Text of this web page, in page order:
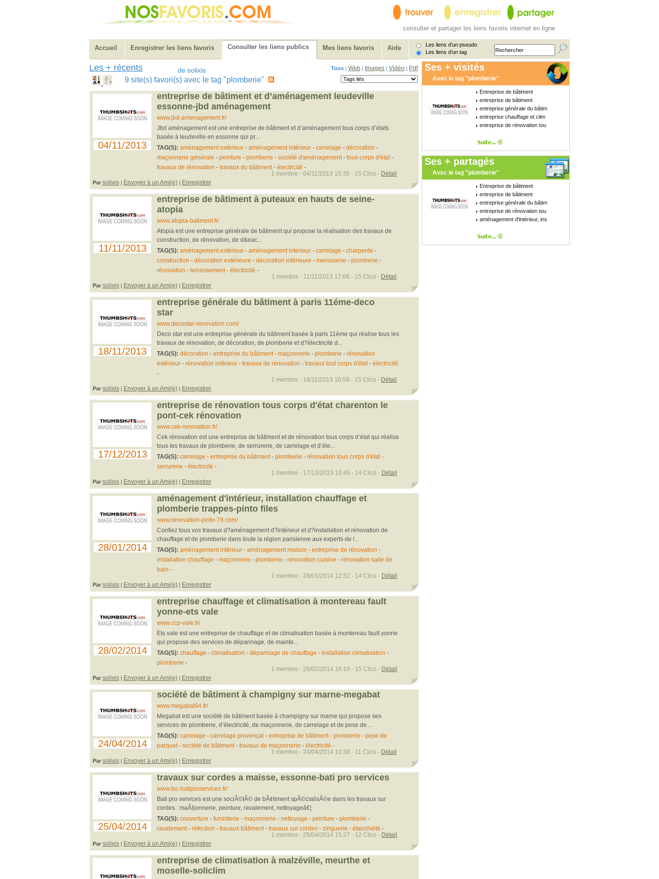
consulter et partager les liens favoris internet en ligne
Accueil Enregistrer les liens favoris Consulter les liens publics Mes liens favoris Aide
Les liens d'un pseudo
Les liens d'un tag
Les + récents de solixis Tous | Web | Images | Vidéo | Pdf
9 site(s) favori(s) avec le tag "plomberie"
04/11/2013
entreprise de bâtiment et d’aménagement leudeville
essonne-jbd aménagement
www.jbd-amenagement.fr/
Jbd aménagement est une entreprise de bâtiment et d’aménagement tous corps d’états
basée à leudeville en essonne qui pr...
TAG(S): aménagement extérieur- aménagement intérieur- carrelage - décoration -
maçonnerie générale - peinture - plomberie - société d'aménagement- tous corps d'état-
travaux de rénovation - travaux du bâtiment- électricité -
Par solixis | Envoyer à un Ami(e) | Enregistrer
1 membre - 04/11/2013 15:35 - 15 Clics - Détail
11/11/2013
entreprise de bâtiment à puteaux en hauts de seine-
atopia
www.atopia-batiment.fr/
Atopia est une entreprise générale de bâtiment qui propose la réalisation des travaux de
construction, de rénovation, de d&eac...
TAG(S): aménagement extérieur- aménagement intérieur- carrelage - charpente -
construction - décoration extérieure - décoration intérieure - menuiserie - plomberie -
rénovation - terrassement- électricité -
Par solixis | Envoyer à un Ami(e) | Enregistrer
1 membre - 11/11/2013 17:06 - 15 Clics - Détail
18/11/2013
entreprise générale du bâtiment à paris 11éme-deco
star
www.decostar-renovation.com/
Deco star est une entreprise générale du bâtiment basée à paris 11éme qui réalise tous les
travaux de rénovation, de décoration, de plomberie et d?électricité d...
TAG(S): décoration - entreprise du bâtiment- maçonnerie - plomberie - rénovation
extérieur- rénovation intérieur- travaux de rénovation - travaux tout corps d'état- électricité
-
Par solixis | Envoyer à un Ami(e) | Enregistrer
1 membre - 18/11/2013 10:58 - 15 Clics - Détail
17/12/2013
entreprise de rénovation tous corps d'état charenton le
pont-cek rénovation
www.cek-renovation.fr/
Cek rénovation est une entreprise de bâtiment et de rénovation tous corps d’état qui réalise
tous les travaux de plomberie, de serrurerie, de carrelage et d’éle...
TAG(S): carrelage - entreprise du bâtiment- plomberie - rénovation tous corps d'état-
serrurerie - électricité -
Par solixis | Envoyer à un Ami(e) | Enregistrer
1 membre - 17/12/2013 10:49 - 14 Clics - Détail
28/01/2014
aménagement d'intérieur, installation chauffage et
plomberie trappes-pinto files
www.renovation-pinto-78.com/
Confiez tous vos travaux d?aménagement d?intérieur et d?installation et rénovation de
chauffage et de plomberie dans toute la région parisienne aux experts de l...
TAG(S): aménagement intérieur- aménagement maison - entreprise de rénovation -
installation chauffage - maçonnerie - plomberie - rénovation cuisine - rénovation salle de
bain -
Par solixis | Envoyer à un Ami(e) | Enregistrer
1 membre - 28/01/2014 12:52 - 14 Clics - Détail
28/02/2014
entreprise chauffage et climatisation à montereau fault
yonne-ets vale
www.ccp-vale.fr/
Ets vale est une entreprise de chauffage et de climatisation basée à montereau fault yonne
qui propose des services de dépannage, de mainte...
TAG(S): chauffage - climatisation - dépannage de chauffage - installation climatisation -
plomberie -
Par solixis | Envoyer à un Ami(e) | Enregistrer
1 membre - 28/02/2014 16:10 - 15 Clics - Détail
24/04/2014
société de bâtiment à champigny sur marne-megabat
www.megabat94.fr/
Megabat est une société de bâtiment basée à champigny sur marne qui propose ses
services de plomberie, d’électricité, de maçonnerie, de carrelage et de pose de ...
TAG(S): carrelage - carrelage provençal - entreprise de bâtiment- plomberie - pose de
parquet- société de bâtiment- travaux de maçonnerie - électricité -
Par solixis | Envoyer à un Ami(e) | Enregistrer
1 membre - 24/04/2014 10:38 - 11 Clics - Détail
25/04/2014
travaux sur cordes a maisse, essonne-bati pro services
www.tsc-batiproservices.fr/
Bati pro services est une sociÃ©tÃ© de bÃ¢timent spÃ©cialisÃ©e dans les travaux sur
cordes : maÃ§onnerie, peinture, ravalement, nettoyageâ€¦
TAG(S): couverture - fumisterie - maçonnerie - nettoyage - peinture - plomberie -
ravalement- réfection - travaux bâtiment- travaux sur cordes- zinguerie - étanchéité -
Par solixis | Envoyer à un Ami(e) | Enregistrer
1 membre - 25/04/2014 15:27 - 12 Clics - Détail
entreprise de climatisation à malzéville, meurthe et
moselle-soliclim
Ses + visités
Avec le tag "plomberie"
Entreprise de bâtiment
entreprise de bâtiment
entreprise générale du bâtim
entreprise chauffage et clim
entreprise de rénovation tou
Ses + partagés
Avec le tag "plomberie"
Entreprise de bâtiment
entreprise de bâtiment
entreprise générale du bâtim
entreprise de rénovation tou
aménagement d'intérieur, ins